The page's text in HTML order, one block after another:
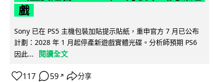
戲
Sony 已在 PS5 主機包裝加貼提示貼紙，重申官方 7 月已公布
計劃：2028 年 1 月起停產新遊戲實體光碟。分析師預期 PS6
因此...
閱讀全文
117 59 ↗ 分享